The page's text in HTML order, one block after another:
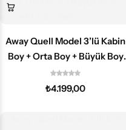
Away Quell Model 3’lü Kabin
Boy + Orta Boy + Büyük Boy
Antrasit Valiz Seti
₺4.199,00